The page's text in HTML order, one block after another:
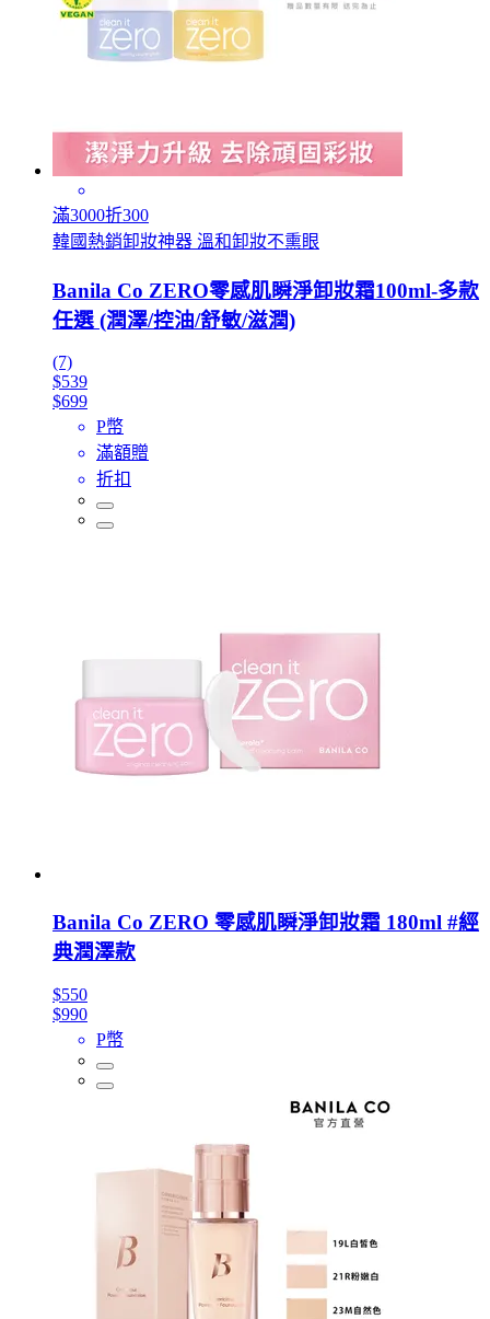
滿3000折300
韓國熱銷卸妝神器 溫和卸妝不熏眼
Banila Co ZERO零感肌瞬淨卸妝霜100ml-多款
任選 (潤澤/控油/舒敏/滋潤)
(7)
$539
$699
P幣
滿額贈
折扣
Banila Co ZERO 零感肌瞬淨卸妝霜 180ml #經
典潤澤款
$550
$990
P幣